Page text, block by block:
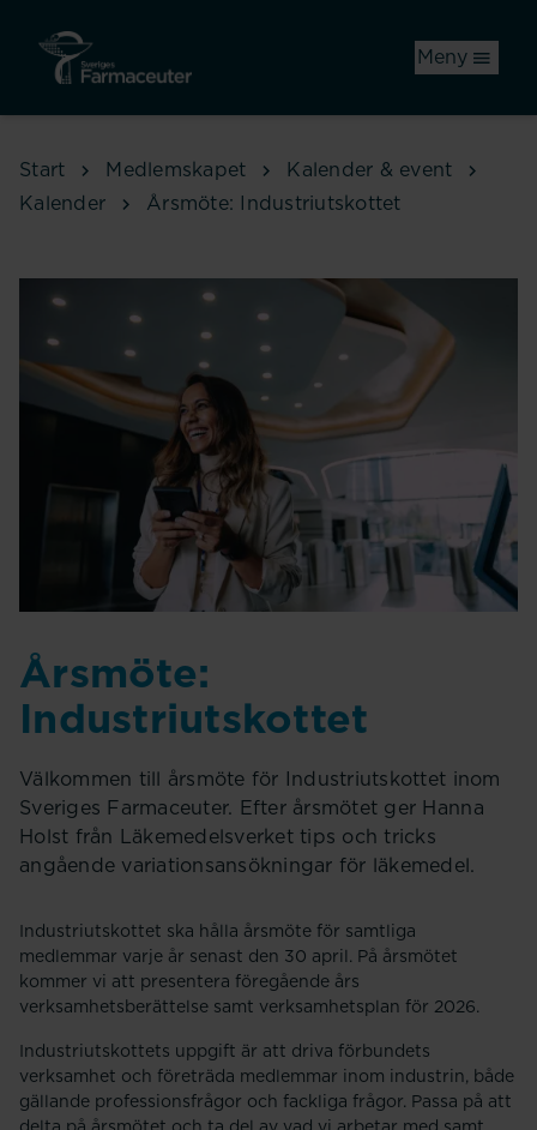
Meny
Start Medlemskapet
Kalender & event
Kalender
Årsmöte: Industriutskottet
Årsmöte:
Industriutskottet
Välkommen till årsmöte för Industriutskottet inom
Sveriges Farmaceuter. Efter årsmötet ger Hanna
Holst från Läkemedelsverket tips och tricks
angående variationsansökningar för läkemedel.
Industriutskottet ska hålla årsmöte för samtliga
medlemmar varje år senast den 30 april. På årsmötet
kommer vi att presentera föregående års
verksamhetsberättelse samt verksamhetsplan för 2026.
Industriutskottets uppgift är att driva förbundets
verksamhet och företräda medlemmar inom industrin, både
gällande professionsfrågor och fackliga frågor. Passa på att
delta på årsmötet och ta del av vad vi arbetar med samt